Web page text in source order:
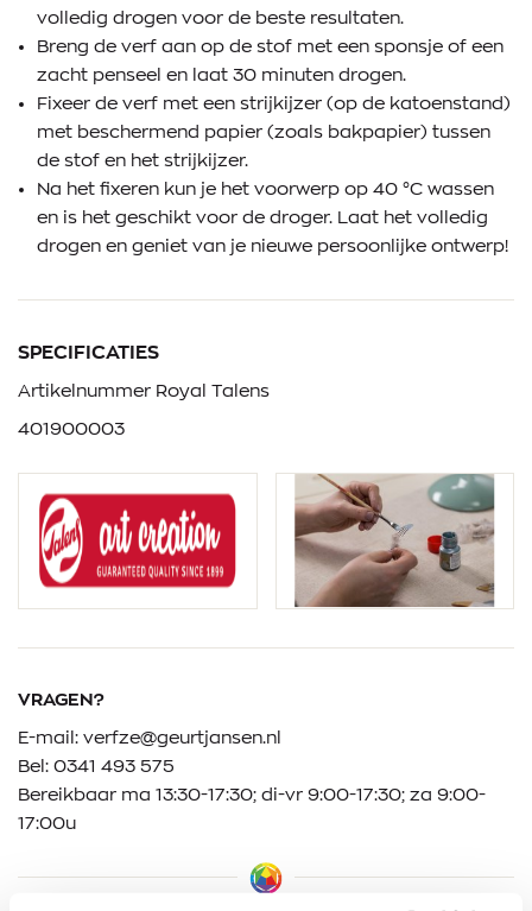
volledig drogen voor de beste resultaten.
Breng de verf aan op de stof met een sponsje of een
zacht penseel en laat 30 minuten drogen.
Fixeer de verf met een strijkijzer (op de katoenstand)
met beschermend papier (zoals bakpapier) tussen
de stof en het strijkijzer.
Na het fixeren kun je het voorwerp op 40 °C wassen
en is het geschikt voor de droger. Laat het volledig
drogen en geniet van je nieuwe persoonlijke ontwerp!
SPECIFICATIES
Artikelnummer Royal Talens
401900003
VRAGEN?
E-mail: verfze@geurtjansen.nl
Bel: 0341 493 575
Bereikbaar ma 13:30-17:30; di-vr 9:00-17:30; za 9:00-
17:00u